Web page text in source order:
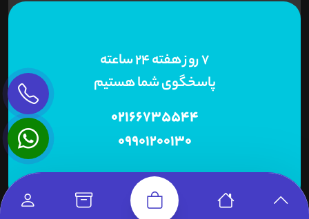
7 روز هفته 24 ساعته
پاسخگوی شما هستیم
02166735544
09901200130